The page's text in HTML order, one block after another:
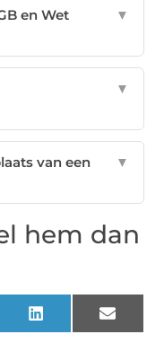
en Wet
▼
▼
van een
▼
hem dan
LinkedIn Email